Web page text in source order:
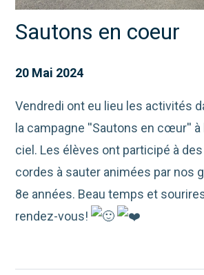
Sautons en coeur
20 Mai 2024
Vendredi ont eu lieu les activités
la campagne ''Sautons en cœur'' à
ciel. Les élèves ont participé à
cordes à sauter animées par nos
8e années. Beau temps et
rendez-vous!